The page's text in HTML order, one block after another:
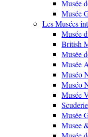
Musée
Musée
Les Musées
Musée
British
Musée
Musée
Muséo
Muséo
Musée
Musée
Musee